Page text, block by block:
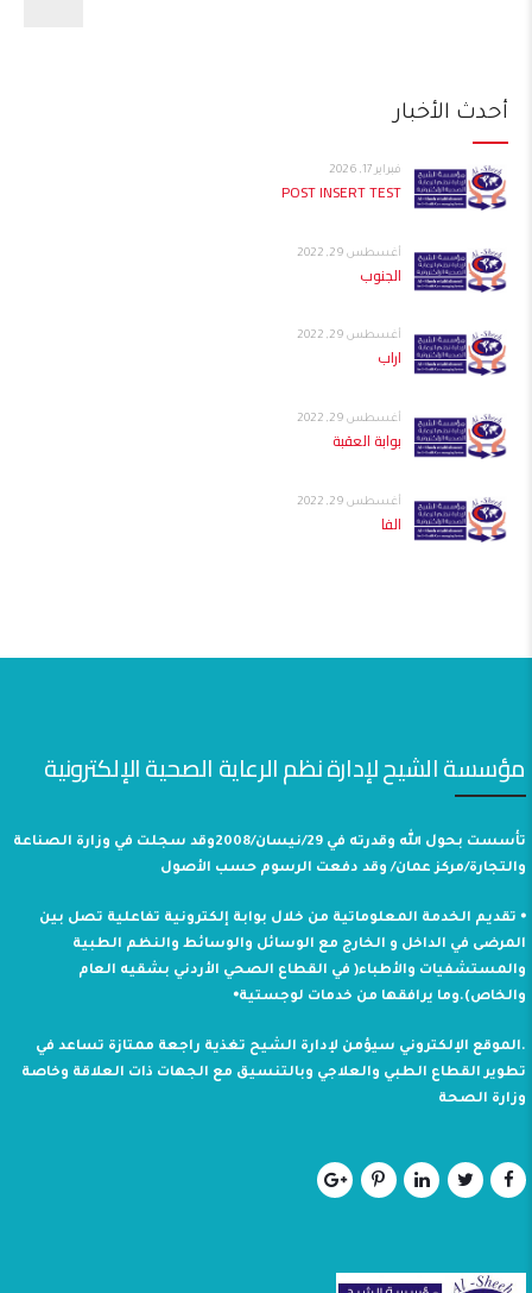
أحدث الأخبار
فبراير 17, 2026
POST INSERT TEST
أغسطس 29, 2022
الجنوب
أغسطس 29, 2022
اراب
أغسطس 29, 2022
بوابة العقبة
أغسطس 29, 2022
الفا
مؤسسة الشيح لإدارة نظم الرعاية الصحية الإلكترونية
تأسست بحول الله وقدرته في 29/نيسان/2008وقد سجلت في وزارة الصناعة
والتجارة/مركز عمان/ وقد دفعت الرسوم حسب الأصول
⦁ تقديم الخدمة المعلوماتية من خلال بوابة إلكترونية تفاعلية تصل بين
المرضى في الداخل و الخارج مع الوسائل والوسائط والنظم الطبية
والمستشفيات والأطباء( في القطاع الصحي الأردني بشقيه العام
والخاص).وما يرافقها من خدمات لوجستية⦁
.الموقع الإلكتروني سيؤمن لإدارة الشيح تغذية راجعة ممتازة تساعد في
تطوير القطاع الطبي والعلاجي وبالتنسيق مع الجهات ذات العلاقة وخاصة
وزارة الصحة